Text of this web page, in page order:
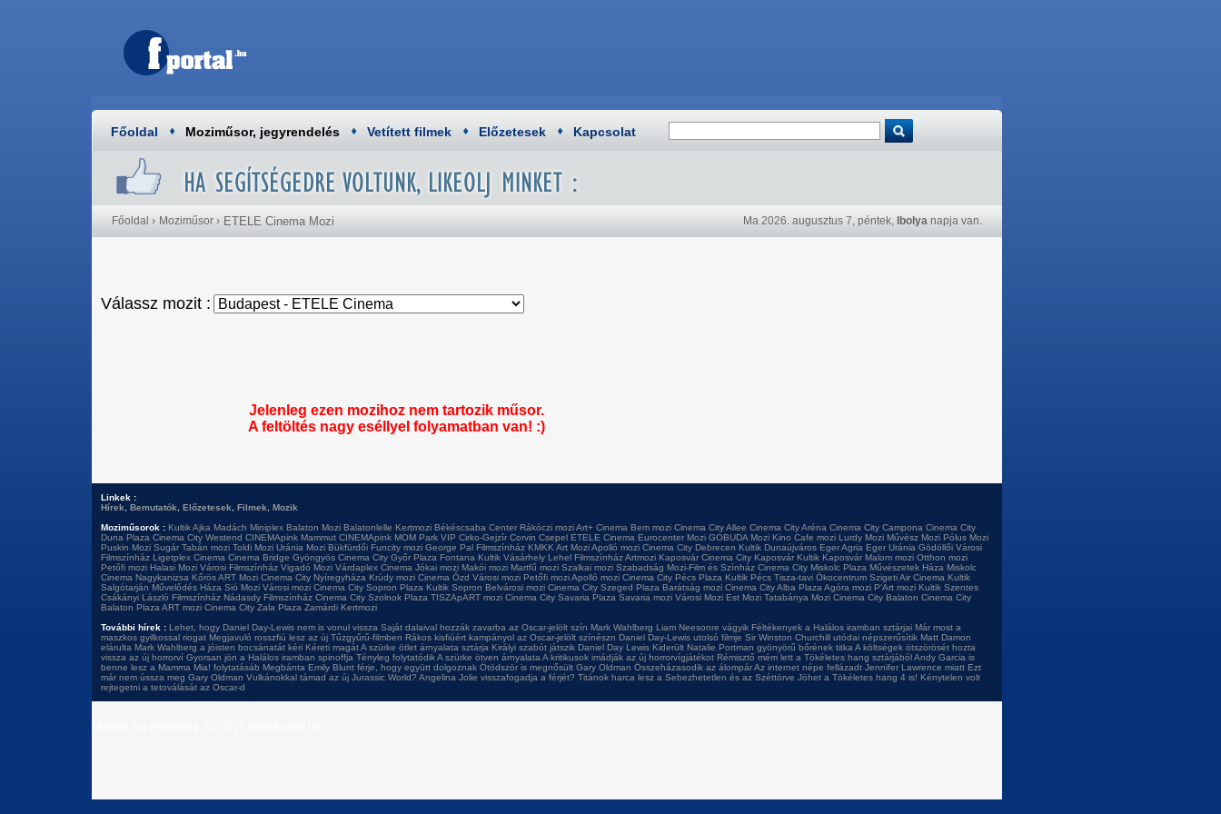
Főoldal Moziműsor, jegyrendelés Vetített filmek Előzetesek Kapcsolat
Főoldal › Moziműsor › ETELE Cinema Mozi Ma 2026. augusztus 7, péntek, Ibolya napja van.
Válassz mozit :
Jelenleg ezen mozihoz nem tartozik műsor.
A feltöltés nagy eséllyel folyamatban van! :)
Linkek :
Hírek
Bemutatók Előzetesek Filmek
Mozik
Moziműsorok : Kultik Ajka Madách Miniplex Balaton Mozi Balatonlelle Kertmozi Békéscsaba Center Rákóczi moziArt+ Cinema Bem mozi Cinema City Allee Cinema City Aréna Cinema City Campona Cinema City
Duna Plaza Cinema City Westend CINEMApink Mammut CINEMApink MOM Park VIP Cirko-Gejzír Corvin Csepel ETELE Cinema Eurocenter Mozi GOBUDA Mozi Kino Cafe mozi Lurdy Mozi Művész Mozi Pólus Mozi
Puskin Mozi Sugár Tabán mozi Toldi Mozi Uránia Mozi Bükfürdői Funcity mozi George Pal Filmszínház KMKK Art MoziApolló mozi Cinema City Debrecen Kultik Dunaújváros Eger Agria Eger Uránia Gödöllői Városi
Filmszínház Ligetplex Cinema Cinema Bridge Gyöngyös Cinema City Győr Plaza Fontana Kultik Vásárhely Lehel FilmszínházArtmozi Kaposvár Cinema City Kaposvár Kultik Kaposvár Malom mozi Otthon mozi
Petőfi mozi Halasi Mozi Városi Filmszínház Vigadó Mozi Várdaplex Cinema Jókai mozi Makói mozi Martfű mozi Szalkai mozi Szabadság Mozi-Film és Színház Cinema City Miskolc Plaza Művészetek Háza Miskolc
Cinema Nagykanizsa Kőrös ART Mozi Cinema City Nyíregyháza Krúdy mozi Cinema Ózd Városi mozi Petőfi moziApolló mozi Cinema City Pécs Plaza Kultik Pécs Tisza-tavi Ökocentrum Szigeti Air Cinema Kultik
Salgótarján Művelődés Háza Sió Mozi Városi mozi Cinema City Sopron Plaza Kultik Sopron Belvárosi mozi Cinema City Szeged Plaza Barátság mozi Cinema City Alba Plaza Agóra mozi P'Art mozi Kultik Szentes
Csákányi László Filmszínház Nádasdy Filmszínház Cinema City Szolnok Plaza TISZApART mozi Cinema City Savaria Plaza Savaria mozi Városi Mozi Est Mozi Tatabánya Mozi Cinema City Balaton Cinema City
Balaton Plaza ART mozi Cinema City Zala Plaza Zamárdi Kertmozi
További hírek : Lehet, hogy Daniel Day-Lewis nem is vonul vissza Saját dalaival hozzák zavarba az Oscar-jelölt szín Mark Wahlberg Liam Neesonre vágyik Féltékenyek a Halálos iramban sztárjai Már most a
maszkos gyilkossal riogat Megjavuló rosszfiú lesz az új Tűzgyűrű-filmben Rákos kisfiúért kampányol az Oscar-jelölt színészn Daniel Day-Lewis utolsó filmje Sir Winston Churchill utódai népszerűsítik Matt Damon
elárulta Mark Wahlberg a jóisten bocsánatát kéri Kéreti magát A szürke ötlet árnyalata sztárja Királyi szabót játszik Daniel Day Lewis Kiderült Natalie Portman gyönyörű bőrének titka A költségek ötszörösét hozta
vissza az új horrorví Gyorsan jön a Halálos iramban spinoffja Tényleg folytatódik A szürke ötven árnyalata A kritikusok imádják az új horrorvígjátékot Rémisztő mém lett a Tökéletes hang sztárjábólAndy Garcia is
benne lesz a Mamma Mia! folytatásáb Megbánta Emily Blunt férje, hogy együtt dolgoznak Ötödször is megnősült Gary Oldman Összeházasodik az álompárAz internet népe fellázadt Jennifer Lawrence miatt Ezt
már nem ússza meg Gary Oldman Vulkánokkal támad az új Jurassic World? Angelina Jolie visszafogadja a férjét? Titánok harca lesz a Sebezhetetlen és az Széttörve Jöhet a Tökéletes hang 4 is! Kénytelen volt
rejtegetni a tetoválását az Oscar-d